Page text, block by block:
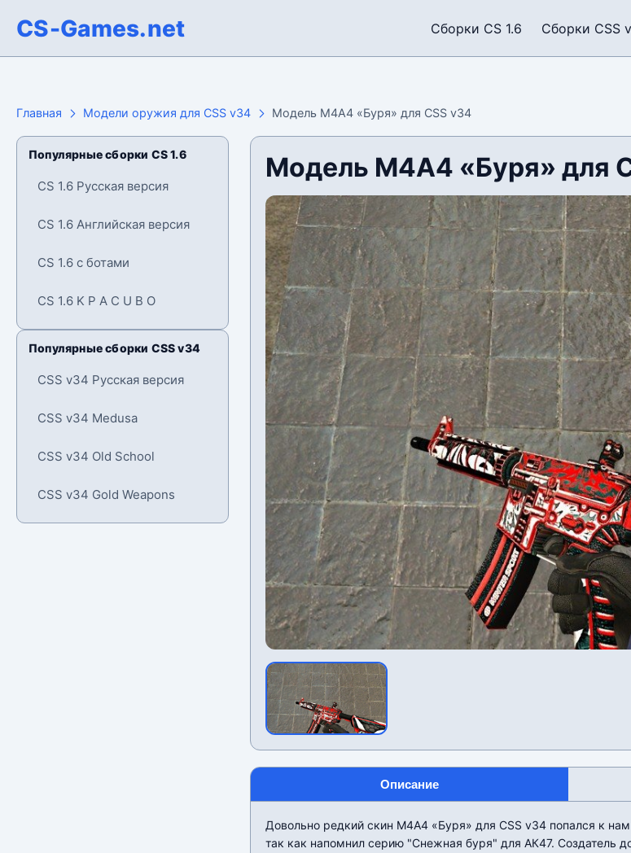
CS-Games.net Сборки CS 1.6 Сборки CSS
Главная Модели оружия для CSS v34 Модель М4А4 «Буря» для CSS v34
Популярные сборки CS 1.6
CS 1.6 Русская версия
CS 1.6 Английская версия
CS 1.6 с ботами
CS 1.6 K P A C U B O
Популярные сборки CSS v34
CSS v34 Русская версия
CSS v34 Medusa
CSS v34 Old School
CSS v34 Gold Weapons
Модель М4А4 «Буря» для
Описание
Довольно редкий скин М4А4 «Буря» для CSS v34 попался к
так как напомнил серию "Снежная буря" для АК47. Создатель